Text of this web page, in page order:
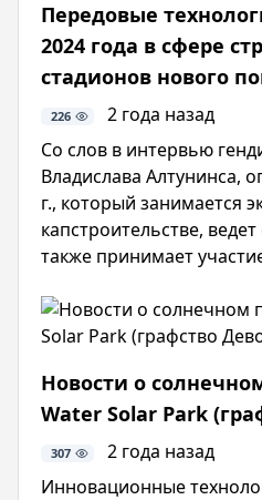
Передовые
2024 года в сфере
стадионов нового
226
2 года назад
Со слов в интервью
Владислава Алтунинса,
г., который занимается
капстроительстве,
также принимает
комплексам явно вырос.
повысило обычный
рассказывает о новых
стандартах
стадионов, что
Новости о
Water Solar Park
307
2 года назад
Инновационные